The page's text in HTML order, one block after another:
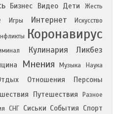
Бизнес Видео Дети
Жесть
Игры Интернет Искусство
Коронавирус
Кулинария Ликбез
Мнения Музыка Наука
Отношения Персоны
Путешествия
Разное
СНГ Сиськи События Спорт